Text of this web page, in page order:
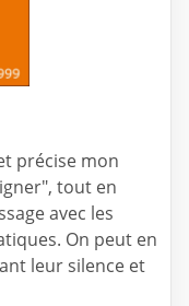
précise mon
tout en
avec les
On peut en
leur silence et